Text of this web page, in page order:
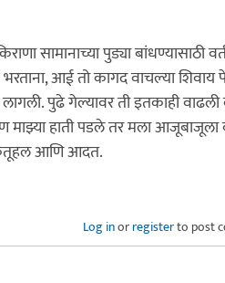
सामानाच्या पुड्या बांधण्यासाठी
भरताना, आई तो कागद वाचल्या
पुढे गेल्यावर ती इतकाही
माझ्या हाती पडले तर मला
आणि आदत.
Log inorregisterto post